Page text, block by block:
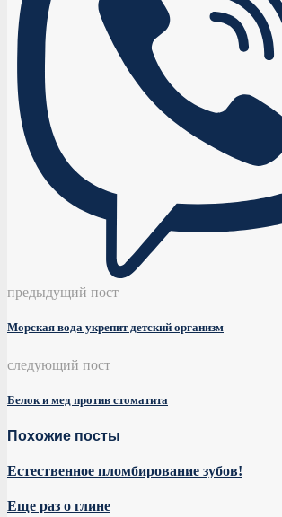
предыдущий пост
Морская вода укрепит детский организм
следующий пост
Белок и мед против стоматита
Похожие посты
Естественное пломбирование зубов!
Еще раз о глине